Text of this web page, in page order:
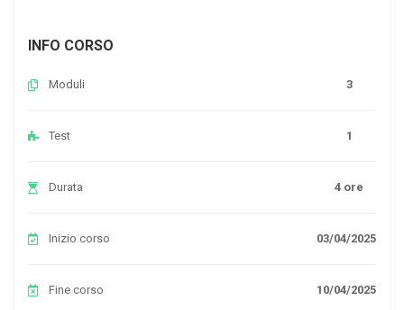
INFO CORSO
Moduli 3
Test 1
Durata 4 ore
Inizio corso 03/04/2025
Fine corso 10/04/2025